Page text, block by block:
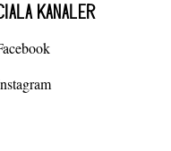
KANALER